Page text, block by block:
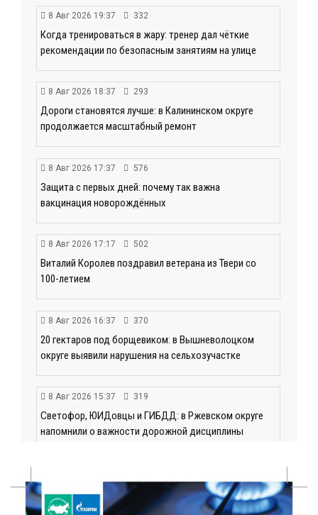
8 Авг 2026 19:37 332
Когда тренироваться в жару: тренер дал чёткие
рекомендации по безопасным занятиям на улице
8 Авг 2026 18:37 293
Дороги становятся лучше: в Калининском округе
продолжается масштабный ремонт
8 Авг 2026 17:37 576
Защита с первых дней: почему так важна
вакцинация новорождённых
8 Авг 2026 17:17 502
Виталий Королев поздравил ветерана из Твери со
100-летием
8 Авг 2026 16:37 370
20 гектаров под борщевиком: в Вышневолоцком
округе выявили нарушения на сельхозучастке
8 Авг 2026 15:37 319
Светофор, ЮИДовцы и ГИБДД: в Ржевском округе
напомнили о важности дорожной дисциплины
Педагог детского сада Святой Анны
Кашинской — лауреат всероссийского конкурса